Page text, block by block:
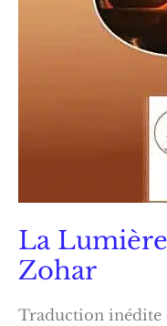
La
Zohar
Traduction inédite